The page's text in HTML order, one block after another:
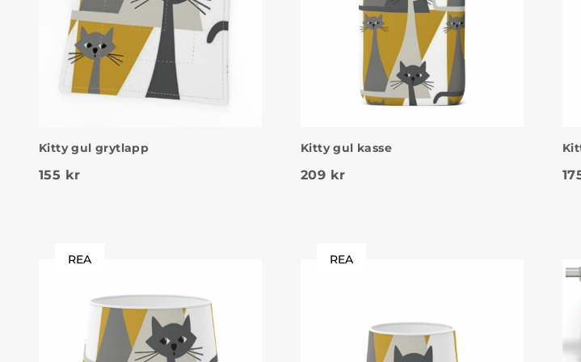
Kitty gul grytlapp
155 kr
Kitty gul kasse
209 kr
REA REA